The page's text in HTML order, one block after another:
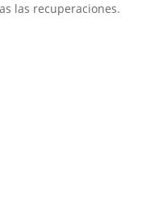
las recuperaciones.